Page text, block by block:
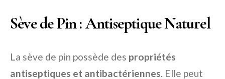
Sève de Pin : Antiseptique Naturel
La sève de pin possède des propriétés
antiseptiques et antibactériennes. Elle peut